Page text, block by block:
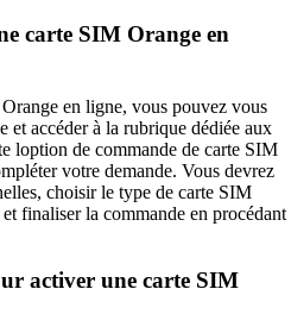
carte SIM Orange en
en ligne, vous pouvez vous
et accéder à la rubrique dédiée aux
loption de commande de carte SIM
votre demande. Vous devrez
choisir le type de carte SIM
finaliser la commande en procédant
activer une carte SIM